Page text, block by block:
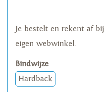
Je bestelt en rekent af
eigen webwinkel.
Bindwijze
Hardback